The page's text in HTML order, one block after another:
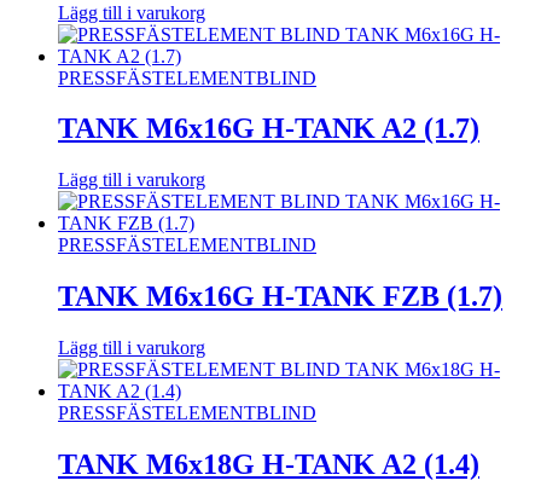
Lägg till i varukorg
PRESSFÄSTELEMENTBLIND
TANK M6x16G H-TANK A2 (1.7)
Lägg till i varukorg
PRESSFÄSTELEMENTBLIND
TANK M6x16G H-TANK FZB (1.7)
Lägg till i varukorg
PRESSFÄSTELEMENTBLIND
TANK M6x18G H-TANK A2 (1.4)